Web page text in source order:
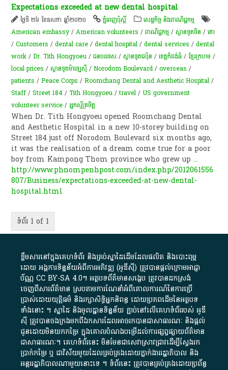
Expectations exceeded at new dental hospital
ថ្ងៃទី ២៦ ខែឧសភា ឆ្នាំ២០២០ ភ្នំពេញប៉ុស្តិ៍
សេដ្ឋកិច្ច និងពាណិជ្ជកម្ម
American embassy /American volunteers /ពាណិជ្ជកម្ម /ស្ថានទូតចិន /គោ
/Customers /dental care /dental hospital /dental services /dental
work /Dr. Tith Hongyoeu /ជនបរទេស /ស្ថានទូត​ជប៉ុន​ /ខេត្តកំពង់ធំ /ខ្មែរក្រហម /
local prices /ស្ថានទូតម៉ាឡេស៊ី /Norodom Boulevard /overseas /
patients /Peace Corps /Roomchang Dental and Aesthetic Hospital /
Staff /Street 184 /Tith Hongyoeu /travel /US government
volunteer service /​អ្នកស្ម័គ្រចិត្ត
When Dr. Tith Hongyoeu opened Roomchang Dental
and Aesthetic Hospital in a new 10-storey building on
Street 184 just off Norodom Boulevard six months ago,
it was the realisation of a dream come true for a poor
boy from Kampong Thom province who grew up...
http://www.phnompenhpost.com/index.php/2012061556
807/Business/expectations-exceeded-at-new-dental-
hospital.html
ទំព័រ 1 of 1
ខ្លឹមសារ​នៅ​ក្នុង​គេហទំព័រ និង​គ្រប់​ស្នា​ដៃ​ដើម​ដែល​ផលិត​ និង​បោះពុម្ព​
ដោយ​ អង្គការ​ទិន្នន័យ​អំពី​ការអភិវឌ្ឍ​​ (អូ​ឌី​ស៊ី)​ ត្រូវ​បាន​ផ្តល់​ក្រោម​អាជ្ញា
ប័ណ្ណ​CC BY-SA 4.0។​ អត្ថបទ​ព័ត៌មាន​សង្ខេប​ ត្រូវ​បាន​ដកស្រង់​
ចេញពី​សារព័ត៌មាន ស្របតាមការ​ណែនាំ​អំពី​គោលការណ៍​នៃ​ការ​ប្រើ
ប្រាស់​ដោយ​យុត្តិធម៌​ និង​រក្សាសិទ្ធិអ្នកនិពន្ធ ដោយ​ប្រភពដើម​នៃ​​អត្ថបទ
ទាំង​នោះ​ ។​ ស្នាដៃ​ និង​មូលដ្ឋាន​ទិន្នន័យ ​ភ្ជាប់​នៅ​លើ​គេហទំព័រ​របស់​ អូ​ឌី​
ស៊ី​ ត្រូវ​បាន​ចងក្រង​មក​ពី​ឯកសារ​ដែល​អាច​រក​បានជា​សាធារណៈ​ និង​ផ្តល់​
ជូន​ដោយ​មិន​យក​កម្រៃ​ ក្នុង​គោលបំណង​បម្រើ​ដល់ការ​ផ្សព្វផ្សាយ​ព័ត៌មាន​
ជា​សាធារណៈ​។​ គេហទំព័រ​នេះ​ មិនមែន​ជា​សេវា​ស្រាវជ្រាវ​ដើម្បី​ស្វែងរក
ប្រាក់​កម្រៃ​ ឬ​ ជា​វិស័យ​មួយ​ដែល​គ្រប់គ្រង​ដោយ​ភ្នាក់ងារ​រដ្ឋាភិបាល​ និង ​
អន្តររដ្ឋាភិបាល​ណាមួយ​នោះ​ទេ ​។​ ទំព័រ​នេះ​ ត្រូវ​បាន​គ្រប់គ្រង​ដោយ​ប្រព័ន្ធ​